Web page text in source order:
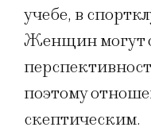
учебе, в
Женщин могут
поэтому
скептическим.